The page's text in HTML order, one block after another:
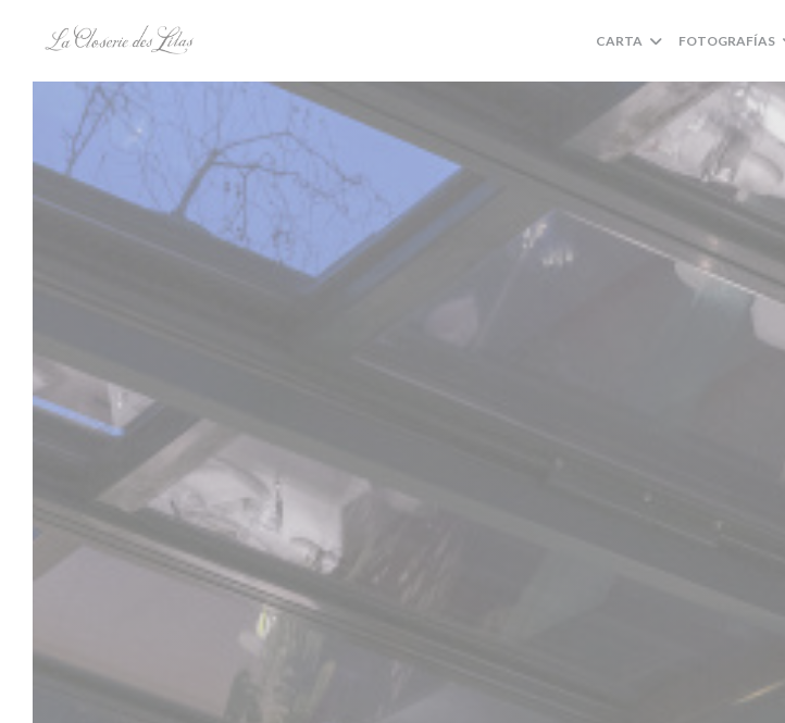
CARTA FOTOGRAFÍAS